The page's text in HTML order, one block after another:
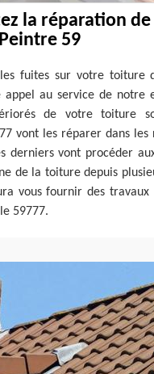
la réparation
59
fuites sur votre toiture
appel au service de notre
de votre toiture
vont les réparer dans les
derniers vont procéder
de la toiture depuis
vous fournir des
59777.